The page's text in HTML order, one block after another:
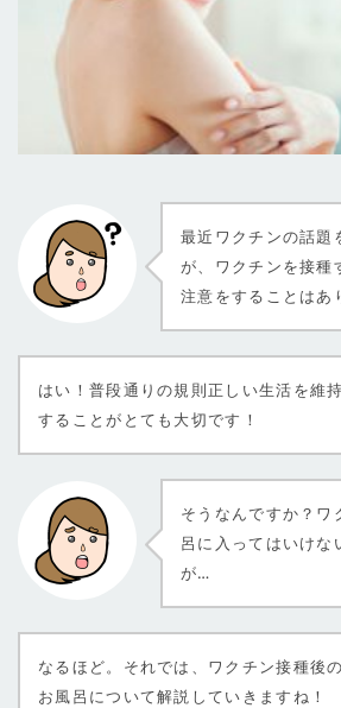
最近ワクチンの話題
が、ワクチンを接種
注意をすることはあ
はい！普段通りの規則正しい生活を維持
することがとても大切です！
そうなんですか？ワ
呂に入ってはいけな
が…
なるほど。それでは、ワクチン接種後の
お風呂について解説していきますね！